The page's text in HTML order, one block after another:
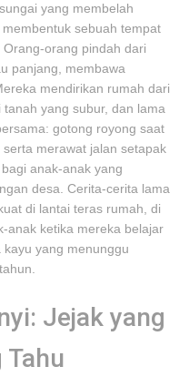
yang membelah
sebuah tempat
orang pindah dari
panjang, membawa
mendirikan rumah dari
yang subur, dan lama
gotong royong saat
merawat jalan setapak
anak-anak yang
desa. Cerita-cerita lama
di lantai teras rumah, di
anak ketika mereka belajar
yang menunggu
Jejak yang
Tahu